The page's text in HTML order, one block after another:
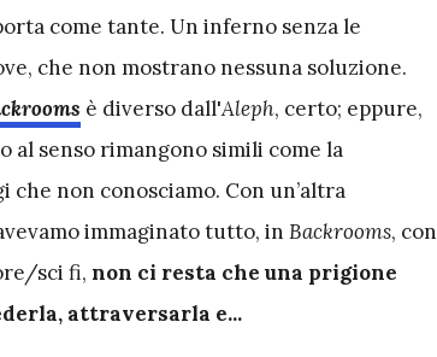
come tante. Un inferno senza le
che non mostrano nessuna soluzione.
è diverso dall'Aleph, certo; eppure,
senso rimangono simili come la
che non conosciamo. Con un’altra
immaginato tutto, in Backrooms, con
sci fi, non ci resta che una prigione
attraversarla e...